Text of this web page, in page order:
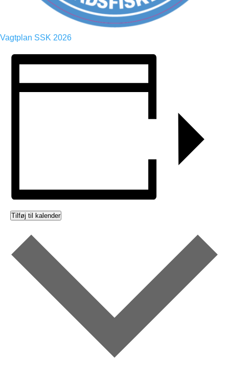
Vagtplan SSK 2026
Tilføj til kalender